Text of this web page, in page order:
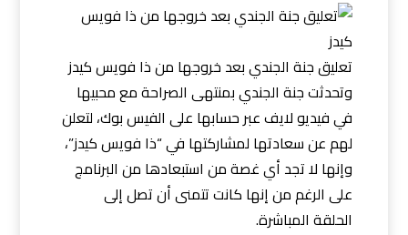
تعليق جنة الجندي بعد خروجها من ذا فويس كيدز
وتحدثت جنة الجندي بمنتهى الصراحة مع محبيها
في فيديو لايف عبر حسابها على الفيس بوك، لتعلن
لهم عن سعادتها لمشاركتها في “ذا فويس كيدز”،
وإنها لا تجد أي غصة من استبعادها من البرنامج
على الرغم من إنها كانت تتمنى أن تصل إلى
الحلقة المباشرة.